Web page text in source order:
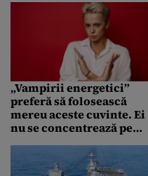
continuă căutările
„Vampirii energetici”
preferă să folosească
mereu aceste cuvinte. Ei
nu se concentrează pe
victimizare: „Dacă ți-ar fi
păsat…”